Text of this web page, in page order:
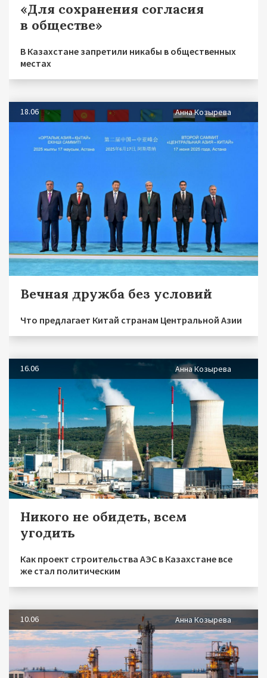
«Для сохранения согласия
в обществе»
В Казахстане запретили никабы в общественных
местах
18.06 Анна Козырева
Вечная дружба без условий
Что предлагает Китай странам Центральной Азии
16.06 Анна Козырева
Никого не обидеть, всем
угодить
Как проект строительства АЭС в Казахстане все
же стал политическим
10.06 Анна Козырева